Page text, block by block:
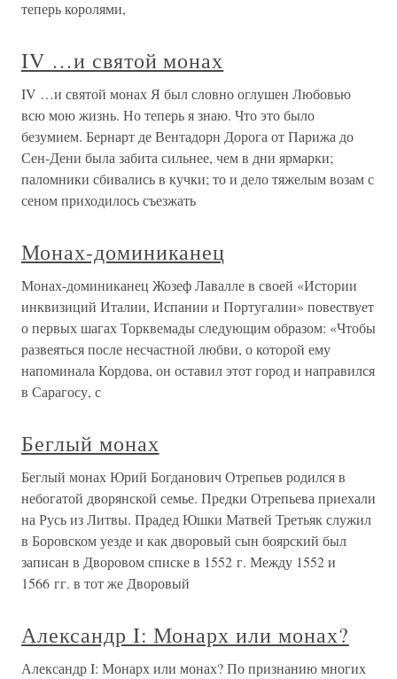
теперь королями,
IV …и святой монах
IV …и святой монах Я был словно оглушен Любовью
всю мою жизнь. Но теперь я знаю. Что это было
безумием. Бернарт де Вентадорн Дорога от Парижа до
Сен-Дени была забита сильнее, чем в дни ярмарки;
паломники сбивались в кучки; то и дело тяжелым возам с
сеном приходилось съезжать
Монах-доминиканец
Монах-доминиканец Жозеф Лавалле в своей «Истории
инквизиций Италии, Испании и Португалии» повествует
о первых шагах Торквемады следующим образом: «Чтобы
развеяться после несчастной любви, о которой ему
напоминала Кордова, он оставил этот город и направился
в Сарагосу, с
Беглый монах
Беглый монах Юрий Богданович Отрепьев родился в
небогатой дворянской семье. Предки Отрепьева приехали
на Русь из Литвы. Прадед Юшки Матвей Третьяк служил
в Боровском уезде и как дворовый сын боярский был
записан в Дворовом списке в 1552 г. Между 1552 и
1566 гг. в тот же Дворовый
Александр I: Монарх или монах?
Александр I: Монарх или монах? По признанию многих